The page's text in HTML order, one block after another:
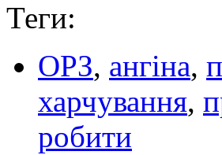
Теги:
ОРЗ, ангіна,
харчування,
робити